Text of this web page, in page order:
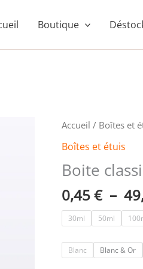
Boutique
Accueil / Boîtes et
Boîtes et étuis
Boite
0,45€ –
30ml 50ml
Blanc Blanc & Or
quantité
de
classique
pour
flacon
de